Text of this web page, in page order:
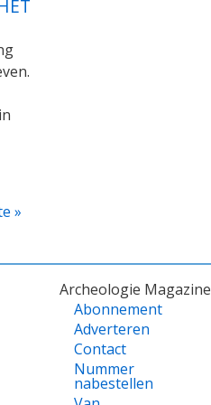
»
Archeologie Magazine
Abonnement
Adverteren
Contact
Nummer
nabestellen